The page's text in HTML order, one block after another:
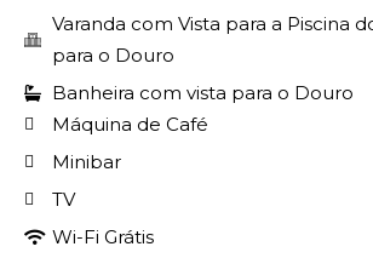
Varanda com Vista para a Piscina
para o Douro
Banheira com vista para o Douro
Máquina de Café
Minibar
TV
Wi-Fi Grátis